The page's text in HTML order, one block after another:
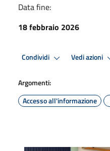
Data fine:
18 febbraio 2026
Condividi Vedi azioni
Argomenti:
Accesso all'informazione